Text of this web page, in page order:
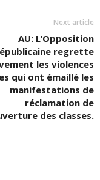
Next article
AU: L’Opposition
regrette
les violences
qui ont émaillé les
manifestations de
réclamation de
des classes.